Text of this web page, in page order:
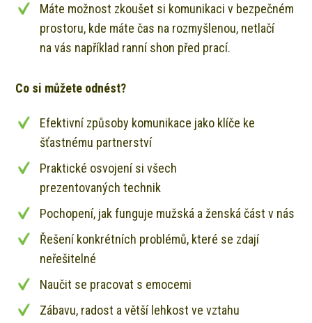
Máte možnost zkoušet si komunikaci v bezpečném
prostoru, kde máte čas na rozmyšlenou, netlačí
na vás například ranní shon před prací.
Co si můžete odnést?
Efektivní způsoby komunikace jako klíče ke
šťastnému partnerství
Praktické osvojení si všech
prezentovaných technik
Pochopení, jak funguje mužská a ženská část v nás
Řešení konkrétních problémů, které se zdají
neřešitelné
Naučit se pracovat s emocemi
Zábavu, radost a větší lehkost ve vztahu